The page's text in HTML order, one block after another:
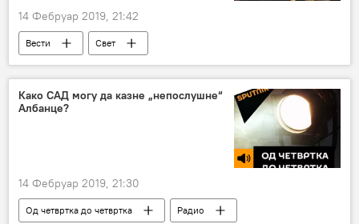
14 Фебруар 2019, 21:42
Вести Свет
Како САД могу да казне „непослушне“
Албанце?
14 Фебруар 2019, 21:30
Од четвртка до четвртка Радио